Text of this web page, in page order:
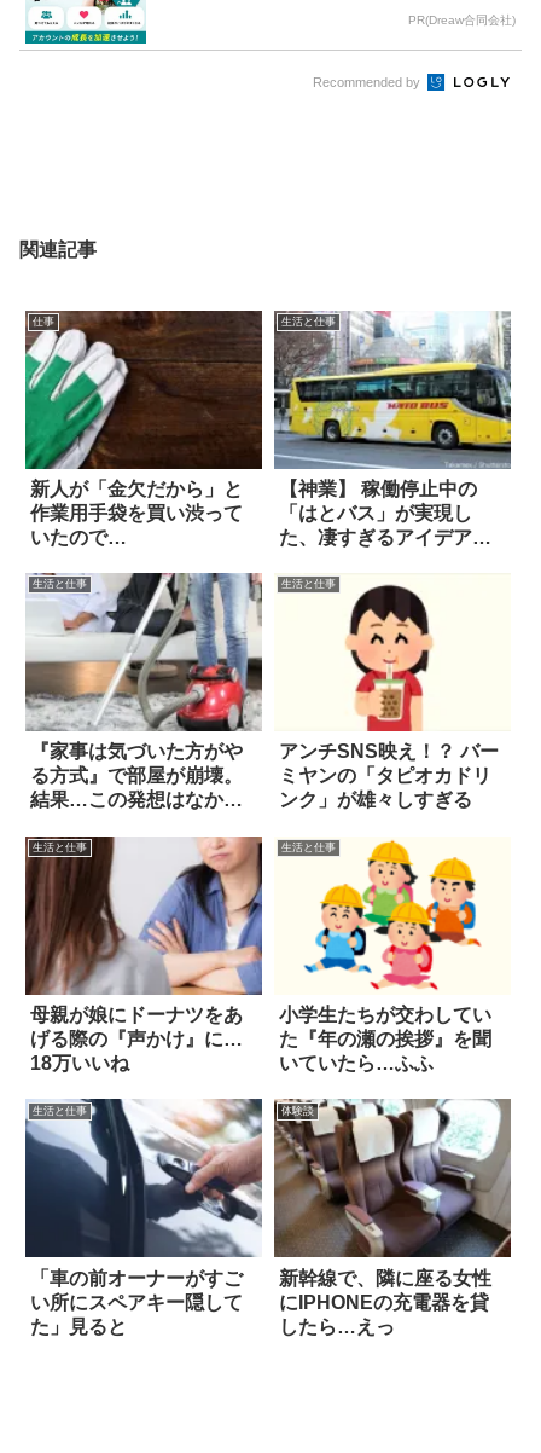
PR(Dreaw合同会社)
Recommended by
関連記事
仕事
新人が「金欠だから」と
作業用手袋を買い渋って
いたので…
生活と仕事
【神業】 稼働停止中の
「はとバス」が実現し
た、凄すぎるアイデアと
生活と仕事
『家事は気づいた方がや
る方式』で部屋が崩壊。
結果…この発想はなかっ
生活と仕事
アンチSNS映え！？ バー
ミヤンの「タピオカドリ
ンク」が雄々しすぎる
生活と仕事
母親が娘にドーナツをあ
げる際の『声かけ』に…
18万いいね
生活と仕事
小学生たちが交わしてい
た『年の瀬の挨拶』を聞
いていたら…ふふ
生活と仕事
「車の前オーナーがすご
い所にスペアキー隠して
た」見ると
体験談
新幹線で、隣に座る女性
にIPHONEの充電器を貸
したら…えっ